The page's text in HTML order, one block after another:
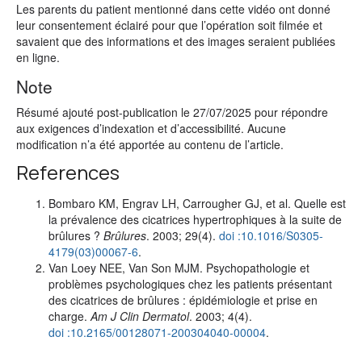
Les parents du patient mentionné dans cette vidéo ont donné
leur consentement éclairé pour que l’opération soit filmée et
savaient que des informations et des images seraient publiées
en ligne.
Note
Résumé ajouté post-publication le 27/07/2025 pour répondre
aux exigences d’indexation et d’accessibilité. Aucune
modification n’a été apportée au contenu de l’article.
References
Bombaro KM, Engrav LH, Carrougher GJ, et al. Quelle est
la prévalence des cicatrices hypertrophiques à la suite de
brûlures ? Brûlures. 2003; 29(4). doi :10.1016/S0305-
4179(03)00067-6.
Van Loey NEE, Van Son MJM. Psychopathologie et
problèmes psychologiques chez les patients présentant
des cicatrices de brûlures : épidémiologie et prise en
charge.Am J Clin Dermatol. 2003; 4(4).
doi :10.2165/00128071-200304040-00004.